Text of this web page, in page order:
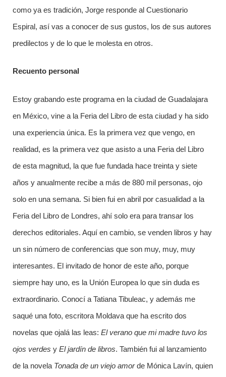
como ya es tradición, Jorge responde al Cuestionario
Espiral, así vas a conocer de sus gustos, los de sus autores
predilectos y de lo que le molesta en otros.
Recuento personal
Estoy grabando este programa en la ciudad de Guadalajara
en México, vine a la Feria del Libro de esta ciudad y ha sido
una experiencia única. Es la primera vez que vengo, en
realidad, es la primera vez que asisto a una Feria del Libro
de esta magnitud, la que fue fundada hace treinta y siete
años y anualmente recibe a más de 880 mil personas, ojo
solo en una semana. Si bien fui en abril por casualidad a la
Feria del Libro de Londres, ahí solo era para transar los
derechos editoriales. Aquí en cambio, se venden libros y hay
un sin número de conferencias que son muy, muy, muy
interesantes. El invitado de honor de este año, porque
siempre hay uno, es la Unión Europea lo que sin duda es
extraordinario. Conocí a Tatiana Tibuleac, y además me
saqué una foto, escritora Moldava que ha escrito dos
novelas que ojalá las leas: El verano que mi madre tuvo los
ojos verdes y El jardín de libros. También fui al lanzamiento
de la novela Tonada de un viejo amorde Mónica Lavín, quien